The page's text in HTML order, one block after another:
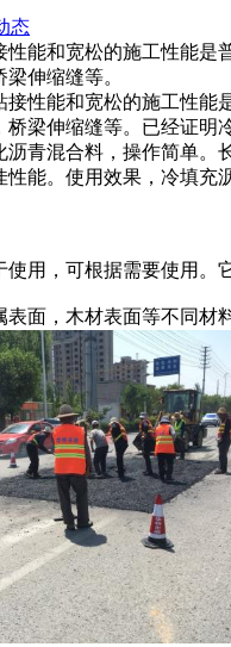
态
能和宽松的施工性能
伸缩缝等。
性能和宽松的施工性
梁伸缩缝等。已经证
青混合料，操作简单
能。使用效果，冷填充
，可根据需要使用。
，木材表面等不同材